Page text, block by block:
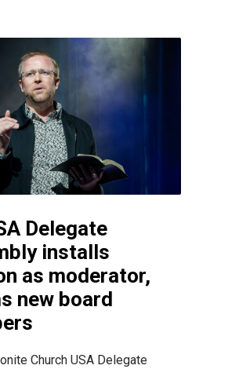
Delegate
installs
as moderator,
new board
Church USA Delegate